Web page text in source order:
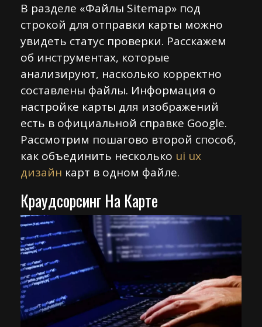
В разделе «Файлы Sitemap» под
строкой для отправки карты можно
увидеть статус проверки. Расскажем
об инструментах, которые
анализируют, насколько корректно
составлены файлы. Информация о
настройке карты для изображений
есть в официальной справке Google.
Рассмотрим пошагово второй способ,
как объединить несколько ui ux
дизайн карт в одном файле.
Краудсорсинг На Карте